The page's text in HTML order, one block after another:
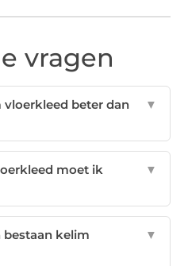
vragen
vloerkleed beter dan
▼
moet ik
▼
kelim
▼